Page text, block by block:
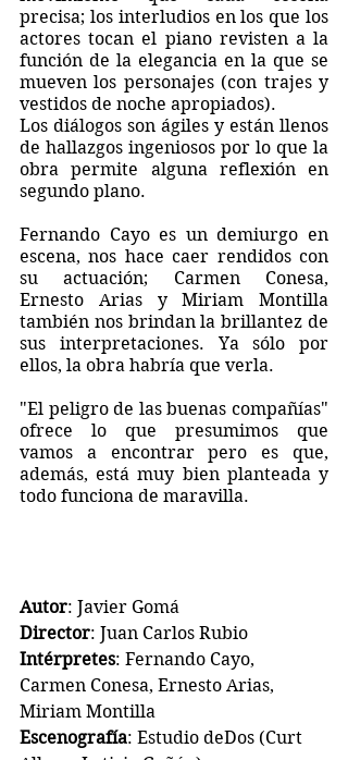
precisa; los interludios en los que los
actores tocan el piano revisten a la
función de la elegancia en la que se
mueven los personajes (con trajes y
vestidos de noche apropiados).
Los diálogos son ágiles y están llenos
de hallazgos ingeniosos por lo que la
obra permite alguna reflexión en
segundo plano.
Fernando Cayo es un demiurgo en
escena, nos hace caer rendidos con
su actuación; Carmen Conesa,
Ernesto Arias y Miriam Montilla
también nos brindan la brillantez de
sus interpretaciones. Ya sólo por
ellos, la obra habría que verla.
"El peligro de las buenas compañías"
ofrece lo que presumimos que
vamos a encontrar pero es que,
además, está muy bien planteada y
todo funciona de maravilla.
Autor: Javier Gomá
Director: Juan Carlos Rubio
Intérpretes: Fernando Cayo,
Carmen Conesa, Ernesto Arias,
Miriam Montilla
Escenografía: Estudio deDos (Curt